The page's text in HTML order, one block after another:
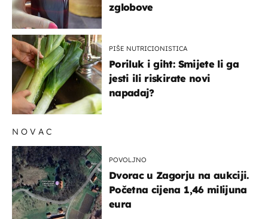
zglobove
PIŠE NUTRICIONISTICA
Poriluk i giht: Smijete li ga
jesti ili riskirate novi
napadaj?
NOVAC
POVOLJNO
Dvorac u Zagorju na aukciji.
Početna cijena 1,46 milijuna
eura